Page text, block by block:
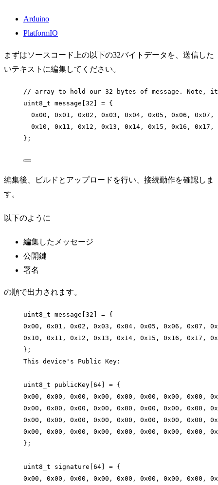
Arduino
PlatformIO
まずはソースコード上の以下の32バイトデータを、送信した
いテキストに編集してください。
// array to hold our 32 bytes of message. Note,
uint8_t message [32 ] = {
0x00 , 0x01 , 0x02 , 0x03 , 0x04 , 0x05 , 0x06 , 0x07 ,
0x10 , 0x11 , 0x12 , 0x13 , 0x14 , 0x15 , 0x16 , 0x17 ,
};
編集後、ビルドとアップロードを行い、接続動作を確認しま
す。
以下のように
編集したメッセージ
公開鍵
署名
の順で出力されます。
uint8_t message [32 ] = {
0x00 , 0x01 , 0x02 , 0x03 , 0x04 , 0x05 , 0x06 , 0x07 , 0x
0x10 , 0x11 , 0x12 , 0x13 , 0x14 , 0x15 , 0x16 , 0x17 , 0x
};
This device ' s Public Key:
uint8_t publicKey[64] = {
0x00, 0x00, 0x00, 0x00, 0x00, 0x00, 0x00, 0x00,
0x00, 0x00, 0x00, 0x00, 0x00, 0x00, 0x00, 0x00,
0x00, 0x00, 0x00, 0x00, 0x00, 0x00, 0x00, 0x00,
0x00, 0x00, 0x00, 0x00, 0x00, 0x00, 0x00, 0x00,
};
uint8_t signature[64] = {
0x00, 0x00, 0x00, 0x00, 0x00, 0x00, 0x00, 0x00,